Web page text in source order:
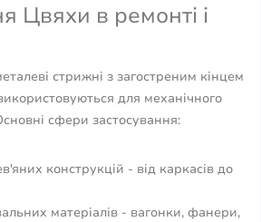
Цвяхи в ремонті і
стрижні з загостреним кінцем
для механічного
сфери застосування:
конструкцій - від каркасів до
матеріалів - вагонки, фанери,